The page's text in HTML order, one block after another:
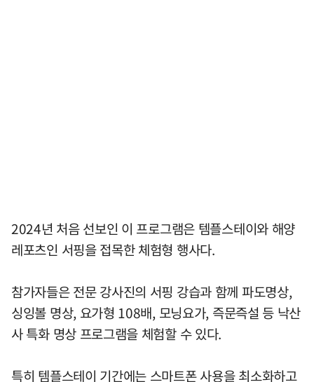
2024년 처음 선보인 이 프로그램은 템플스테이와 해양
레포츠인 서핑을 접목한 체험형 행사다.
참가자들은 전문 강사진의 서핑 강습과 함께 파도명상,
싱잉볼 명상, 요가형 108배, 모닝요가, 즉문즉설 등 낙산
사 특화 명상 프로그램을 체험할 수 있다.
특히 템플스테이 기간에는 스마트폰 사용을 최소화하고